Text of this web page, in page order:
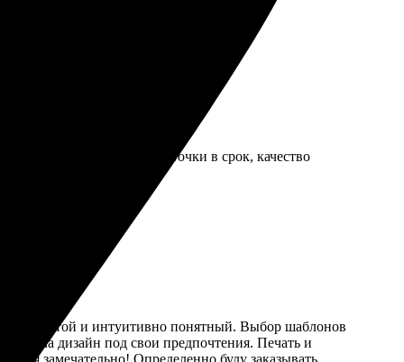
Получила открыточки в срок, качество
простой и интуитивно понятный. Выбор шаблонов
дизайн под свои предпочтения. Печать и